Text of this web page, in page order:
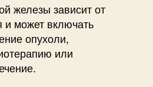
железы зависит от
и может включать
опухоли,
или